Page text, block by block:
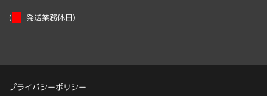
( 発送業務休日)
プライバシーポリシー